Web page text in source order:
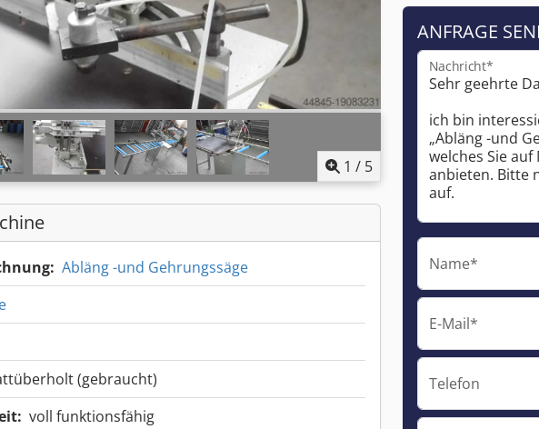
1 / 5
Abläng -und Gehrungssäge
(gebraucht)
voll funktionsfähig
ANFRAGE
Nachricht*
Name*
E-Mail*
Telefon